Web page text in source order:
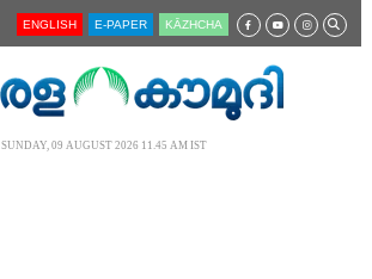
ENGLISH E-PAPER KĀZHCHA
SUNDAY, 09 AUGUST 2026 11.45 AM IST